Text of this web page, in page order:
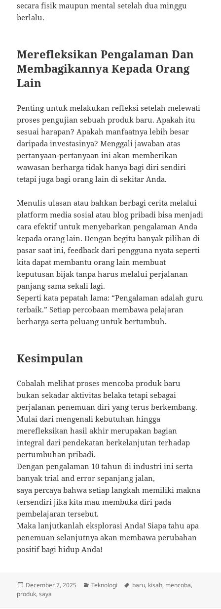
secara fisik maupun mental setelah dua minggu
berlalu.
Merefleksikan Pengalaman Dan
Membagikannya Kepada Orang
Lain
Penting untuk melakukan refleksi setelah melewati
proses pengujian sebuah produk baru. Apakah itu
sesuai harapan? Apakah manfaatnya lebih besar
daripada investasinya? Menggali jawaban atas
pertanyaan-pertanyaan ini akan memberikan
wawasan berharga tidak hanya bagi diri sendiri
tetapi juga bagi orang lain di sekitar Anda.
Menulis ulasan atau bahkan berbagi cerita melalui
platform media sosial atau blog pribadi bisa menjadi
cara efektif untuk menyebarkan pengalaman Anda
kepada orang lain. Dengan begitu banyak pilihan di
pasar saat ini, feedback dari pengguna nyata seperti
kita dapat membantu orang lain membuat
keputusan bijak tanpa harus melalui perjalanan
panjang sama sekali lagi.
Seperti kata pepatah lama: “Pengalaman adalah guru
terbaik.” Setiap percobaan membawa pelajaran
berharga serta peluang untuk bertumbuh.
Kesimpulan
Cobalah melihat proses mencoba produk baru
bukan sekadar aktivitas belaka tetapi sebagai
perjalanan penemuan diri yang terus berkembang.
Mulai dari mengenali kebutuhan hingga
merefleksikan hasil akhir merupakan bagian
integral dari pendekatan berkelanjutan terhadap
pertumbuhan pribadi.
Dengan pengalaman 10 tahun di industri ini serta
banyak trial and error sepanjang jalan,
saya percaya bahwa setiap langkah memiliki makna
tersendiri jika kita mau membuka diri pada
pembelajaran tersebut.
Maka lanjutkanlah eksplorasi Anda! Siapa tahu apa
penemuan selanjutnya akan membawa perubahan
positif bagi hidup Anda!
Posted
on
December 7, 2025 Categories
Teknologi Tags
baru, kisah, mencoba,
produk,saya